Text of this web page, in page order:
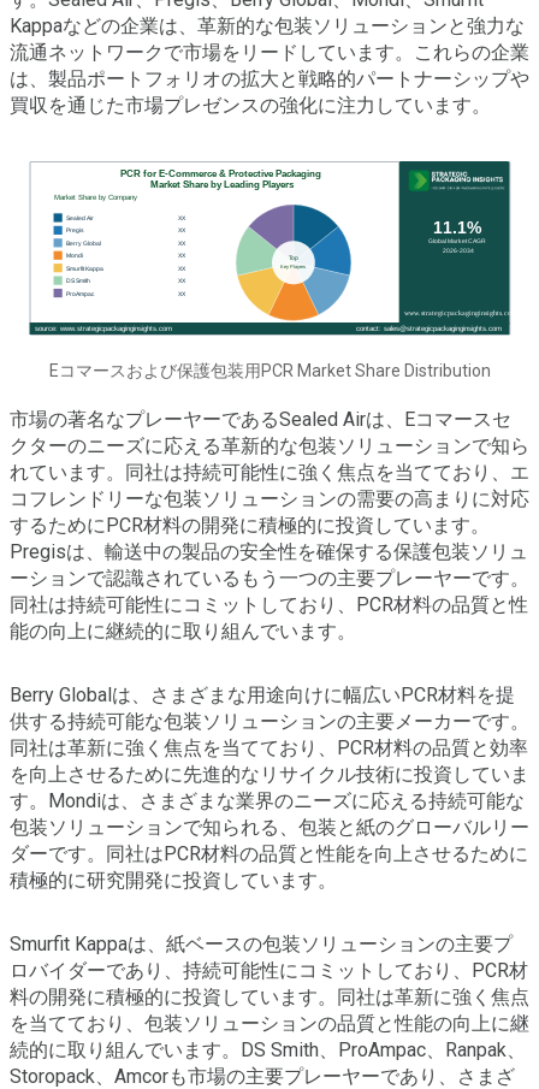
Kappaなどの企業は、革新的な包装ソリューションと強力な
流通ネットワークで市場をリードしています。これらの企業
は、製品ポートフォリオの拡大と戦略的パートナーシップや
買収を通じた市場プレゼンスの強化に注力しています。
Eコマースおよび保護包装用PCR Market Share Distribution
市場の著名なプレーヤーであるSealed Airは、Eコマースセ
クターのニーズに応える革新的な包装ソリューションで知ら
れています。同社は持続可能性に強く焦点を当てており、エ
コフレンドリーな包装ソリューションの需要の高まりに対応
するためにPCR材料の開発に積極的に投資しています。
Pregisは、輸送中の製品の安全性を確保する保護包装ソリュ
ーションで認識されているもう一つの主要プレーヤーです。
同社は持続可能性にコミットしており、PCR材料の品質と性
能の向上に継続的に取り組んでいます。
Berry Globalは、さまざまな用途向けに幅広いPCR材料を提
供する持続可能な包装ソリューションの主要メーカーです。
同社は革新に強く焦点を当てており、PCR材料の品質と効率
を向上させるために先進的なリサイクル技術に投資していま
す。Mondiは、さまざまな業界のニーズに応える持続可能な
包装ソリューションで知られる、包装と紙のグローバルリー
ダーです。同社はPCR材料の品質と性能を向上させるために
積極的に研究開発に投資しています。
Smurfit Kappaは、紙ベースの包装ソリューションの主要プ
ロバイダーであり、持続可能性にコミットしており、PCR材
料の開発に積極的に投資しています。同社は革新に強く焦点
を当てており、包装ソリューションの品質と性能の向上に継
続的に取り組んでいます。DS Smith、ProAmpac、Ranpak、
Storopack、Amcorも市場の主要プレーヤーであり、さまざ